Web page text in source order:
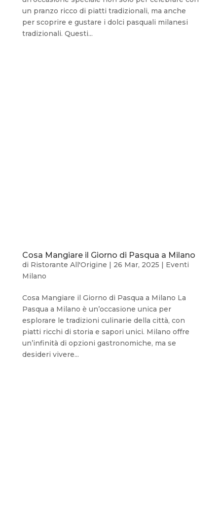
un pranzo ricco di piatti tradizionali, ma anche
per scoprire e gustare i dolci pasquali milanesi
tradizionali. Questi...
Cosa Mangiare il Giorno di Pasqua a Milano
di Ristorante All'Origine | 26 Mar, 2025 | Eventi
Milano
Cosa Mangiare il Giorno di Pasqua a Milano La
Pasqua a Milano è un’occasione unica per
esplorare le tradizioni culinarie della città, con
piatti ricchi di storia e sapori unici. Milano offre
un’infinità di opzioni gastronomiche, ma se
desideri vivere...